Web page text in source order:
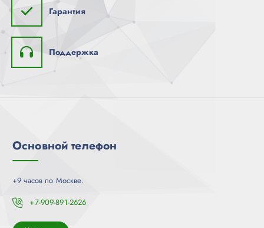
Гарантия
Поддержка
Основной телефон
+9 часов по Москве.
+7-909-891-2626